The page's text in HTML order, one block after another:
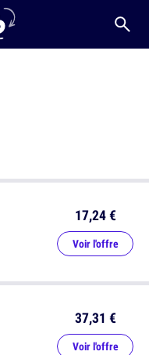
17,24 €
Voir l'offre
37,31 €
Voir l'offre